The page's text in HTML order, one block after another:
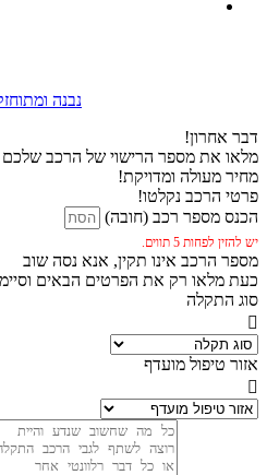
נבנה
דבר אחרון!
מלאו את מספר הרישוי של הרכב שלכם
מחיר מעולה ומדויקת!
פרטי הרכב נקלטו!
הכנס מספר רכב (חובה)
יש להזין לפחות 5 תווים.
מספר הרכב אינו תקין, אנא נסה שוב
כעת מלאו רק את הפרטים הבאים
סוג התקלה
אזור טיפול מועדף